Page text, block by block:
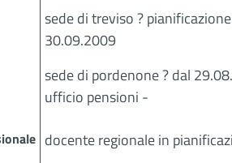
sede di treviso ?
30.09.2009
sede di pordenone ? dal
ufficio pensioni -
docente regionale in